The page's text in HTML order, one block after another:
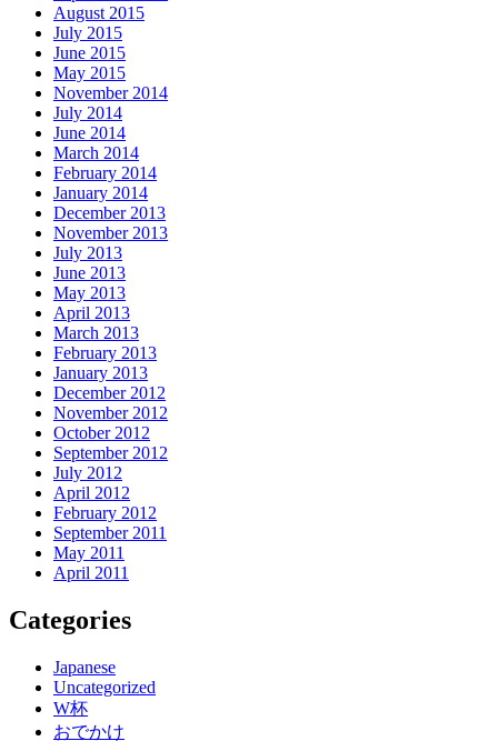
August 2015
July 2015
June 2015
May 2015
November 2014
July 2014
June 2014
March 2014
February 2014
January 2014
December 2013
November 2013
July 2013
June 2013
May 2013
April 2013
March 2013
February 2013
January 2013
December 2012
November 2012
October 2012
September 2012
July 2012
April 2012
February 2012
September 2011
May 2011
April 2011
Categories
Japanese
Uncategorized
W杯
おでかけ